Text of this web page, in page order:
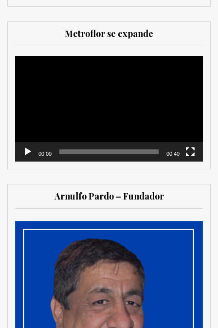
Metroflor se expande
00:00 00:40
Arnulfo Pardo – Fundador